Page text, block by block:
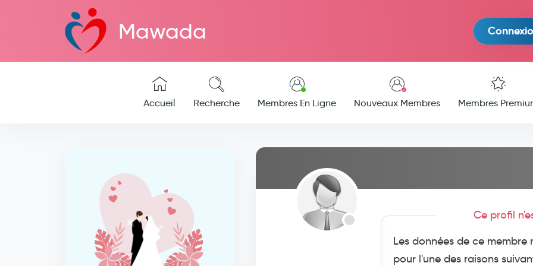
Mawada
Accueil Recherche Membres En Ligne Nouveaux Membres Membres
Ce profil
Les données de ce
pour l'une des raisons